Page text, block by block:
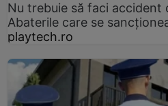
Nu trebuie să faci accident
Abaterile care se
playtech.ro